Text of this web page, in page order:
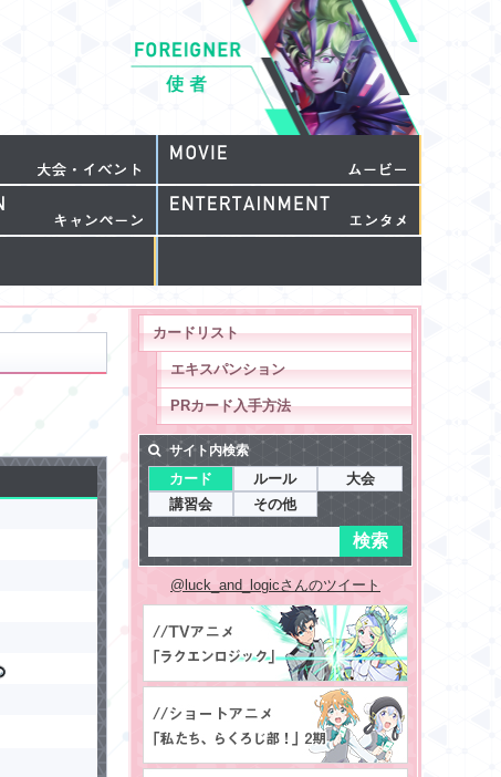
カードリスト
エキスパンション
PRカード入手方法
サイト内検索
カード ルール
大会
講習会
その他
@luck_and_logicさんのツイート